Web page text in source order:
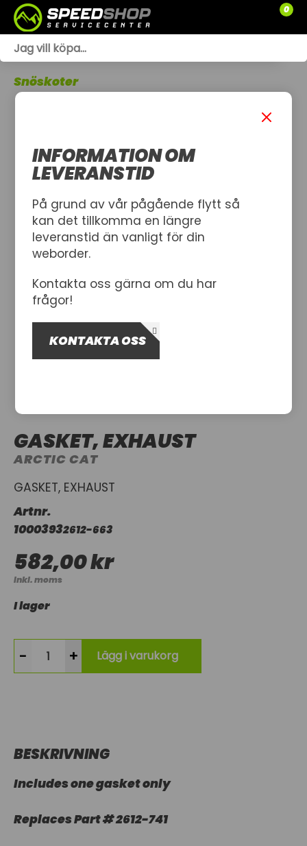
0
SLÄPVAGNAR
Snöskoter
GASKET, EXHAUST
ARCTIC CAT
GASKET, EXHAUST
Artnr.
10003932612-663
582,00 kr
Inkl. moms
I lager
- + Lägg i varukorg
BESKRIVNING
Includes one gasket only
Replaces Part # 2612-741
INFORMATION OM
LEVERANSTID
På grund av vår pågående flytt så
kan det tillkomma en längre
leveranstid än vanligt för din
weborder.
Kontakta oss gärna om du har
frågor!
KONTAKTA OSS